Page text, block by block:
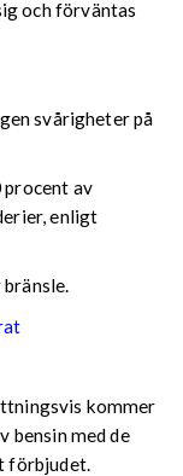
och förväntas
svårigheter på
av
enligt
kommer
bensin med de
förbjudet.